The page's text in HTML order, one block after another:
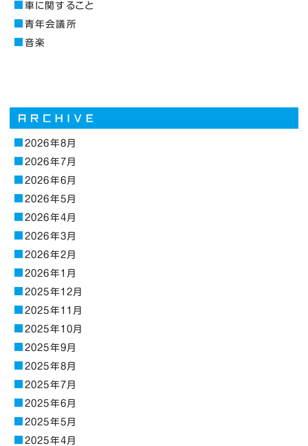
車に関すること
青年会議所
音楽
2026年8月
2026年7月
2026年6月
2026年5月
2026年4月
2026年3月
2026年2月
2026年1月
2025年12月
2025年11月
2025年10月
2025年9月
2025年8月
2025年7月
2025年6月
2025年5月
2025年4月